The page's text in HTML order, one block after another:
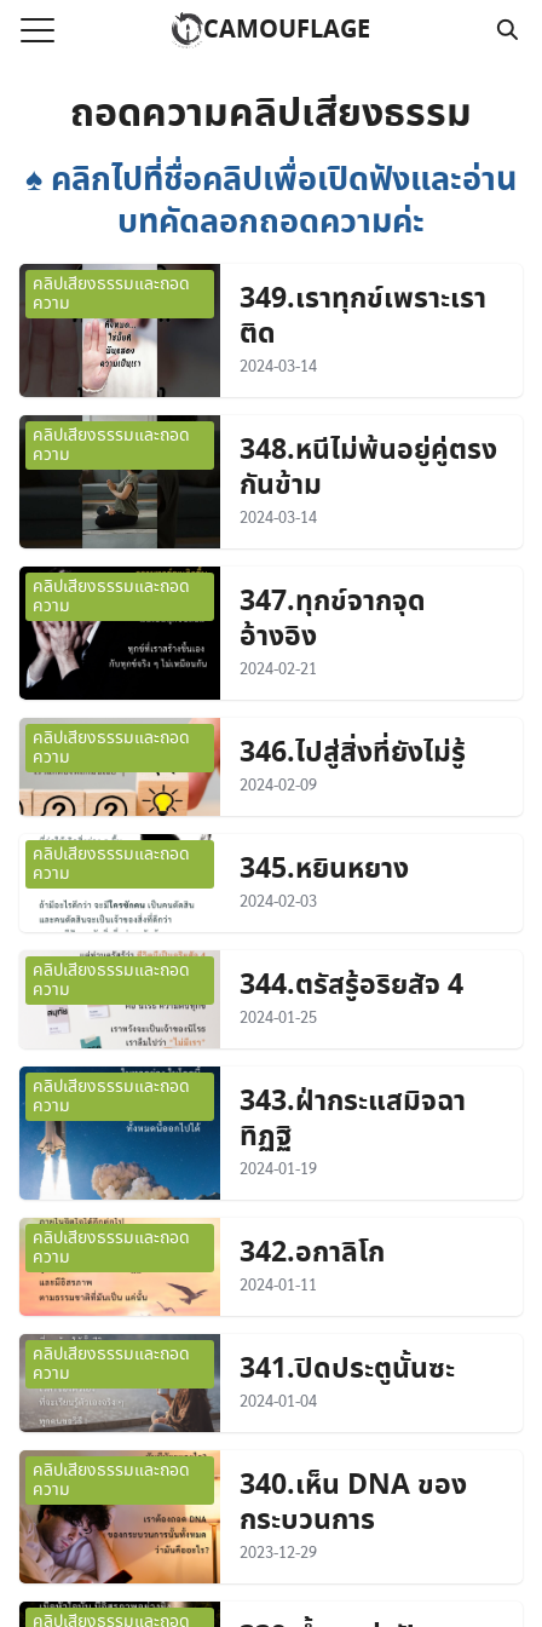
Skip
CAMOUFLAGE
ามคลิปเสียงธรรม
หลด MP3
สือออนไลน์
ถอดความคลิปเสียงธรรม
♠ คลิกไปที่ชื่อคลิปเพื่อเปิดฟังและอ่าน
บทคัดลอกถอดความค่ะ
คลิปเสียงธรรมและถอด
ความ
349.เราทุกข์เพราะเรา
ติด
2024-03-14
คลิปเสียงธรรมและถอด
ความ
348.หนีไม่พ้นอยู่คู่ตรง
กันข้าม
2024-03-14
คลิปเสียงธรรมและถอด
ความ
347.ทุกข์จากจุด
อ้างอิง
2024-02-21
คลิปเสียงธรรมและถอด
ความ
346.ไปสู่สิ่งที่ยังไม่รู้
2024-02-09
คลิปเสียงธรรมและถอด
ความ
345.หยินหยาง
2024-02-03
คลิปเสียงธรรมและถอด
ความ
344.ตรัสรู้อริยสัจ 4
2024-01-25
คลิปเสียงธรรมและถอด
ความ
343.ฝ่ากระแสมิจฉา
ทิฏฐิ
2024-01-19
คลิปเสียงธรรมและถอด
ความ
342.อกาลิโก
2024-01-11
คลิปเสียงธรรมและถอด
ความ
341.ปิดประตูนั้นซะ
2024-01-04
คลิปเสียงธรรมและถอด
ความ
340.เห็น DNA ของ
กระบวนการ
2023-12-29